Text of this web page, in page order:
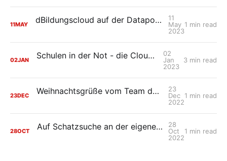
11MAY dBildungscloud auf der Dataport-Hausmesse in Hamburg
11
May
2023
1 min read
02JAN Schulen in der Not - die Cloud kann helfen!
02
Jan
2023
3 min read
23DEC Weihnachtsgrüße vom Team der dBildungscloud 🎄
23
Dec
2022
1 min read
28OCT Auf Schatzsuche an der eigenen Schule: Schulinterne Lehrerfortbildung
28
Oct
2022
1 min read